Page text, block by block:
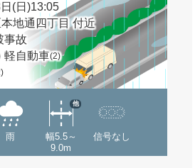
(日)13:05
地通四丁目 付近
事故
軽自動車(2)
雨
幅5.5～
9.0m
他
信号なし